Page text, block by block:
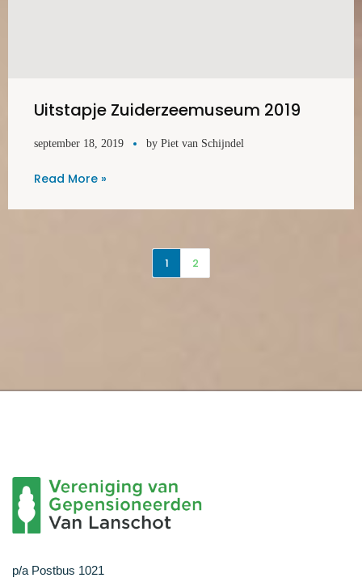
Uitstapje Zuiderzeemuseum 2019
september 18, 2019 by Piet van Schijndel
Read More »
1 2
p/a Postbus 1021